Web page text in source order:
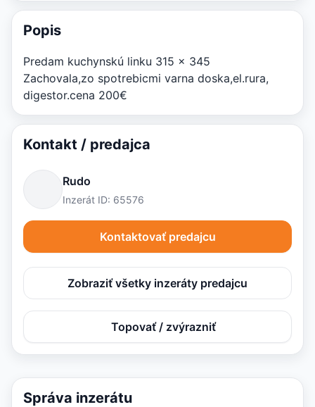
Popis
Predam kuchynskú linku 315 x 345
Zachovala,zo spotrebicmi varna doska,el.rura,
digestor.cena 200€
Kontakt / predajca
Rudo
Inzerát ID: 65576
Kontaktovať predajcu
Zobraziť všetky inzeráty predajcu
Topovať / zvýrazniť
Správa inzerátu